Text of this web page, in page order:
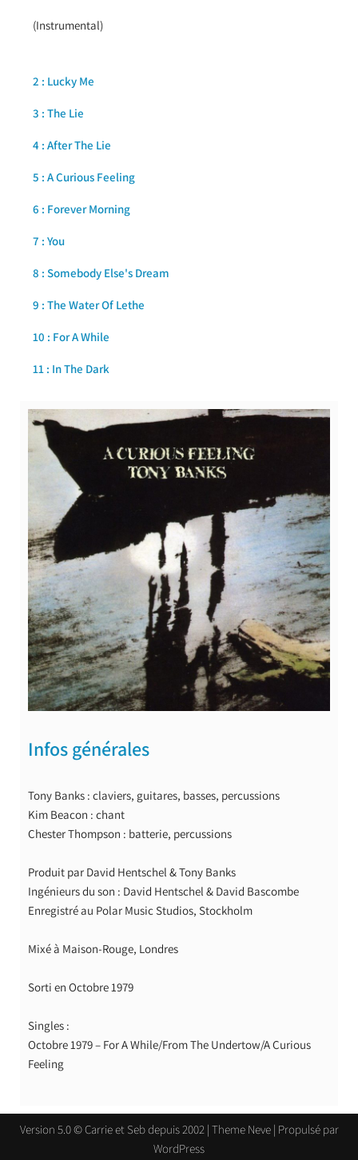
(Instrumental)
2 : Lucky Me
3 : The Lie
4 : After The Lie
5 : A Curious Feeling
6 : Forever Morning
7 : You
8 : Somebody Else's Dream
9 : The Water Of Lethe
10 : For A While
11 : In The Dark
Infos générales
Tony Banks : claviers, guitares, basses, percussions
Kim Beacon : chant
Chester Thompson : batterie, percussions
Produit par David Hentschel & Tony Banks
Ingénieurs du son : David Hentschel & David Bascombe
Enregistré au Polar Music Studios, Stockholm
Mixé à Maison-Rouge, Londres
Sorti en Octobre 1979
Singles :
Octobre 1979 – For A While/From The Undertow/A Curious
Feeling
Version 5.0 © Carrie et Seb depuis 2002 | Theme Neve| Propulsé par
WordPress